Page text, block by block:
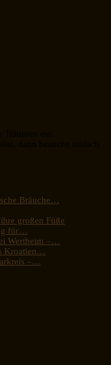
Bräuche…
großen Füße
für…
Wertheim –…
Kroatien…
–…